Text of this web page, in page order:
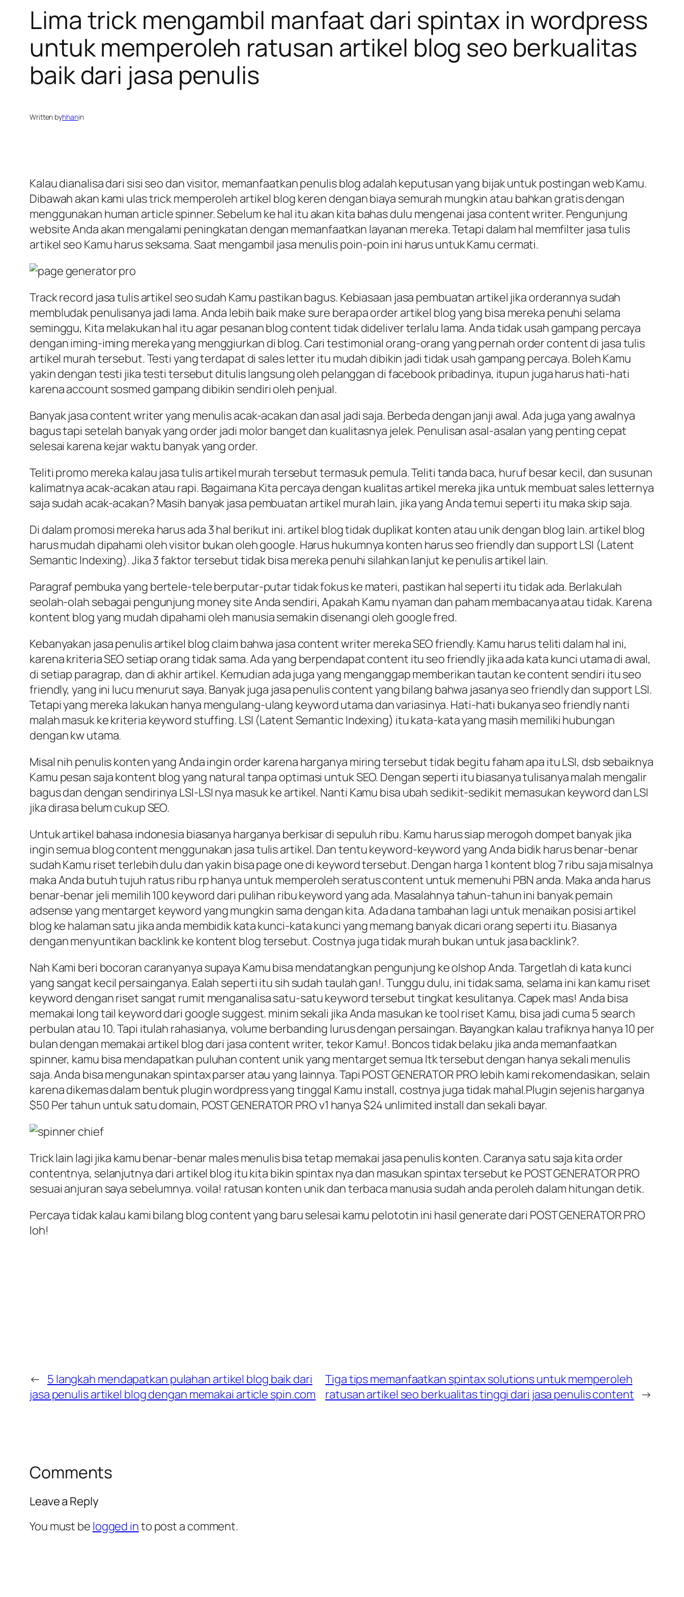
Lima trick mengambil manfaat dari spintax in wordpress
untuk memperoleh ratusan artikel blog seo berkualitas
baik dari jasa penulis
Written byhhanin
Kalau dianalisa dari sisi seo dan visitor, memanfaatkan penulis blog adalah keputusan yang bijak untuk postingan web Kamu.
Dibawah akan kami ulas trick memperoleh artikel blog keren dengan biaya semurah mungkin atau bahkan gratis dengan
menggunakan human article spinner. Sebelum ke hal itu akan kita bahas dulu mengenai jasa content writer. Pengunjung
website Anda akan mengalami peningkatan dengan memanfaatkan layanan mereka. Tetapi dalam hal memfilter jasa tulis
artikel seo Kamu harus seksama. Saat mengambil jasa menulis poin-poin ini harus untuk Kamu cermati.
Track record jasa tulis artikel seo sudah Kamu pastikan bagus. Kebiasaan jasa pembuatan artikel jika orderannya sudah
membludak penulisanya jadi lama. Anda lebih baik make sure berapa order artikel blog yang bisa mereka penuhi selama
seminggu, Kita melakukan hal itu agar pesanan blog content tidak dideliver terlalu lama. Anda tidak usah gampang percaya
dengan iming-iming mereka yang menggiurkan di blog. Cari testimonial orang-orang yang pernah order content di jasa tulis
artikel murah tersebut. Testi yang terdapat di sales letter itu mudah dibikin jadi tidak usah gampang percaya. Boleh Kamu
yakin dengan testi jika testi tersebut ditulis langsung oleh pelanggan di facebook pribadinya, itupun juga harus hati-hati
karena account sosmed gampang dibikin sendiri oleh penjual.
Banyak jasa content writer yang menulis acak-acakan dan asal jadi saja. Berbeda dengan janji awal. Ada juga yang awalnya
bagus tapi setelah banyak yang order jadi molor banget dan kualitasnya jelek. Penulisan asal-asalan yang penting cepat
selesai karena kejar waktu banyak yang order.
Teliti promo mereka kalau jasa tulis artikel murah tersebut termasuk pemula. Teliti tanda baca, huruf besar kecil, dan susunan
kalimatnya acak-acakan atau rapi. Bagaimana Kita percaya dengan kualitas artikel mereka jika untuk membuat sales letternya
saja sudah acak-acakan? Masih banyak jasa pembuatan artikel murah lain, jika yang Anda temui seperti itu maka skip saja.
Di dalam promosi mereka harus ada 3 hal berikut ini. artikel blog tidak duplikat konten atau unik dengan blog lain. artikel blog
harus mudah dipahami oleh visitor bukan oleh google. Harus hukumnya konten harus seo friendly dan support LSI (Latent
Semantic Indexing). Jika 3 faktor tersebut tidak bisa mereka penuhi silahkan lanjut ke penulis artikel lain.
Paragraf pembuka yang bertele-tele berputar-putar tidak fokus ke materi, pastikan hal seperti itu tidak ada. Berlakulah
seolah-olah sebagai pengunjung money site Anda sendiri, Apakah Kamu nyaman dan paham membacanya atau tidak. Karena
kontent blog yang mudah dipahami oleh manusia semakin disenangi oleh google fred.
Kebanyakan jasa penulis artikel blog claim bahwa jasa content writer mereka SEO friendly. Kamu harus teliti dalam hal ini,
karena kriteria SEO setiap orang tidak sama. Ada yang berpendapat content itu seo friendly jika ada kata kunci utama di awal,
di setiap paragrap, dan di akhir artikel. Kemudian ada juga yang menganggap memberikan tautan ke content sendiri itu seo
friendly, yang ini lucu menurut saya. Banyak juga jasa penulis content yang bilang bahwa jasanya seo friendly dan support LSI.
Tetapi yang mereka lakukan hanya mengulang-ulang keyword utama dan variasinya. Hati-hati bukanya seo friendly nanti
malah masuk ke kriteria keyword stuffing. LSI (Latent Semantic Indexing) itu kata-kata yang masih memiliki hubungan
dengan kw utama.
Misal nih penulis konten yang Anda ingin order karena harganya miring tersebut tidak begitu faham apa itu LSI, dsb sebaiknya
Kamu pesan saja kontent blog yang natural tanpa optimasi untuk SEO. Dengan seperti itu biasanya tulisanya malah mengalir
bagus dan dengan sendirinya LSI-LSI nya masuk ke artikel. Nanti Kamu bisa ubah sedikit-sedikit memasukan keyword dan LSI
jika dirasa belum cukup SEO.
Untuk artikel bahasa indonesia biasanya harganya berkisar di sepuluh ribu. Kamu harus siap merogoh dompet banyak jika
ingin semua blog content menggunakan jasa tulis artikel. Dan tentu keyword-keyword yang Anda bidik harus benar-benar
sudah Kamu riset terlebih dulu dan yakin bisa page one di keyword tersebut. Dengan harga 1 kontent blog 7 ribu saja misalnya
maka Anda butuh tujuh ratus ribu rp hanya untuk memperoleh seratus content untuk memenuhi PBN anda. Maka anda harus
benar-benar jeli memilih 100 keyword dari pulihan ribu keyword yang ada. Masalahnya tahun-tahun ini banyak pemain
adsense yang mentarget keyword yang mungkin sama dengan kita. Ada dana tambahan lagi untuk menaikan posisi artikel
blog ke halaman satu jika anda membidik kata kunci-kata kunci yang memang banyak dicari orang seperti itu. Biasanya
dengan menyuntikan backlink ke kontent blog tersebut. Costnya juga tidak murah bukan untuk jasa backlink?.
Nah Kami beri bocoran caranyanya supaya Kamu bisa mendatangkan pengunjung ke olshop Anda. Targetlah di kata kunci
yang sangat kecil persainganya. Ealah seperti itu sih sudah taulah gan!. Tunggu dulu, ini tidak sama, selama ini kan kamu riset
keyword dengan riset sangat rumit menganalisa satu-satu keyword tersebut tingkat kesulitanya. Capek mas! Anda bisa
memakai long tail keyword dari google suggest. minim sekali jika Anda masukan ke tool riset Kamu, bisa jadi cuma 5 search
perbulan atau 10. Tapi itulah rahasianya, volume berbanding lurus dengan persaingan. Bayangkan kalau trafiknya hanya 10 per
bulan dengan memakai artikel blog dari jasa content writer, tekor Kamu!. Boncos tidak belaku jika anda memanfaatkan
spinner, kamu bisa mendapatkan puluhan content unik yang mentarget semua ltk tersebut dengan hanya sekali menulis
saja. Anda bisa mengunakan spintax parser atau yang lainnya. Tapi POST GENERATOR PRO lebih kami rekomendasikan, selain
karena dikemas dalam bentuk plugin wordpress yang tinggal Kamu install, costnya juga tidak mahal.Plugin sejenis harganya
$50 Per tahun untuk satu domain, POST GENERATOR PRO v1 hanya $24 unlimited install dan sekali bayar.
Trick lain lagi jika kamu benar-benar males menulis bisa tetap memakai jasa penulis konten. Caranya satu saja kita order
contentnya, selanjutnya dari artikel blog itu kita bikin spintax nya dan masukan spintax tersebut ke POST GENERATOR PRO
sesuai anjuran saya sebelumnya. voila! ratusan konten unik dan terbaca manusia sudah anda peroleh dalam hitungan detik.
Percaya tidak kalau kami bilang blog content yang baru selesai kamu pelototin ini hasil generate dari POST GENERATOR PRO
loh!
← 5 langkah mendapatkan pulahan artikel blog baik dari
jasa penulis artikel blog dengan memakai article spin.com
Tiga tips memanfaatkan spintax solutions untuk memperoleh
ratusan artikel seo berkualitas tinggi dari jasa penulis content →
Comments
Leave a Reply
You must be logged into post a comment.